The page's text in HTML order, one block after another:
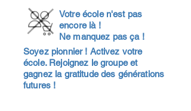
Votre école n'est pas
encore là !
Ne manquez pas ça !
Soyez pionnier ! Activez votre
école. Rejoignez le groupe et
gagnez la gratitude des générations
futures !